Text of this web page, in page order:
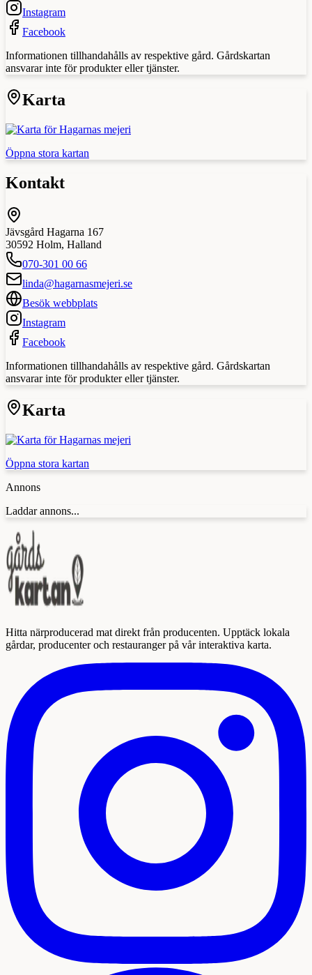
Instagram
Facebook
Informationen tillhandahålls av respektive gård. Gårdskartan
ansvarar inte för produkter eller tjänster.
Karta
Öppna stora kartan
Kontakt
Jävsgård Hagarna 167
30592 Holm, Halland
070-301 00 66
linda@hagarnasmejeri.se
Besök webbplats
Instagram
Facebook
Informationen tillhandahålls av respektive gård. Gårdskartan
ansvarar inte för produkter eller tjänster.
Karta
Öppna stora kartan
Annons
Laddar annons...
Hitta närproducerad mat direkt från producenten. Upptäck lokala
gårdar, producenter och restauranger på vår interaktiva karta.